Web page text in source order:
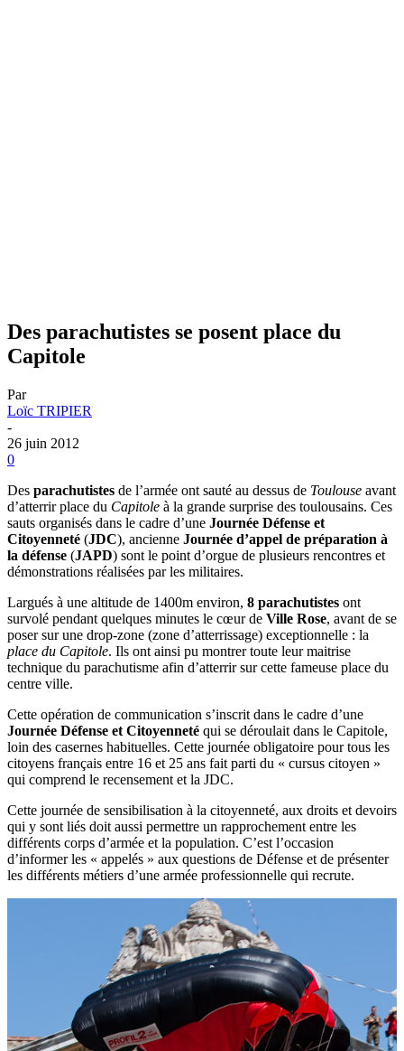
Des parachutistes se posent place du
Capitole
Par
Loïc TRIPIER
-
26 juin 2012
0
Des parachutistes de l’armée ont sauté au dessus de Toulouse avant
d’atterrir place du Capitole à la grande surprise des toulousains. Ces
sauts organisés dans le cadre d’une Journée Défense et
Citoyenneté (JDC), ancienne Journée d’appel de préparation à
la défense (JAPD) sont le point d’orgue de plusieurs rencontres et
démonstrations réalisées par les militaires.
Largués à une altitude de 1400m environ, 8 parachutistes ont
survolé pendant quelques minutes le cœur de Ville Rose, avant de se
poser sur une drop-zone (zone d’atterrissage) exceptionnelle : la
place du Capitole. Ils ont ainsi pu montrer toute leur maitrise
technique du parachutisme afin d’atterrir sur cette fameuse place du
centre ville.
Cette opération de communication s’inscrit dans le cadre d’une
Journée Défense et Citoyenneté qui se déroulait dans le Capitole,
loin des casernes habituelles. Cette journée obligatoire pour tous les
citoyens français entre 16 et 25 ans fait parti du « cursus citoyen »
qui comprend le recensement et la JDC.
Cette journée de sensibilisation à la citoyenneté, aux droits et devoirs
qui y sont liés doit aussi permettre un rapprochement entre les
différents corps d’armée et la population. C’est l’occasion
d’informer les « appelés » aux questions de Défense et de présenter
les différents métiers d’une armée professionnelle qui recrute.